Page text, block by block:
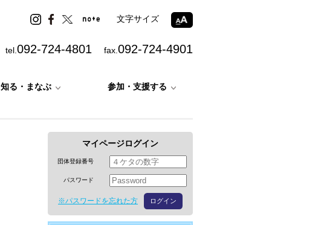
文字サイズ
tel. 092-724-4801 fax. 092-724-4901
知る・まなぶ 参加・支援する
マイページログイン
団体登録番号
パスワード
※パスワードを忘れた方 ログイン